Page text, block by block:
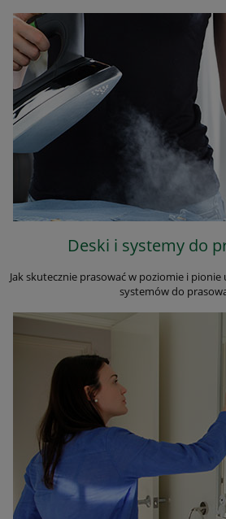
Deski i systemy do
Jak skutecznie prasować w poziomie i
systemów do